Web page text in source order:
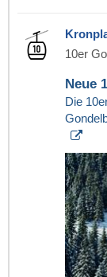
10er
Neue
Die